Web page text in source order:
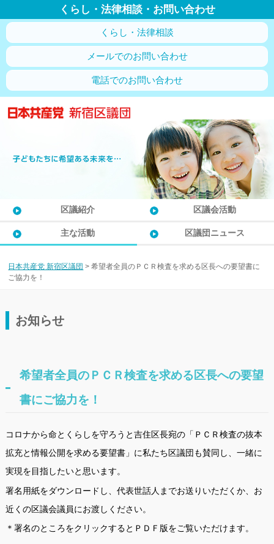
くらし・法律相談・お問い合わせ
くらし・法律相談
メールでのお問い合わせ
電話でのお問い合わせ
区議紹介 区議会活動
主な活動 区議団ニュース
日本共産党 新宿区議団 >希望者全員のＰＣＲ検査を求める区長への要望書に
ご協力を！
お知らせ
希望者全員のＰＣＲ検査を求める区長への要望
書にご協力を！
コロナから命とくらしを守ろうと吉住区長宛の「ＰＣＲ検査の抜本
拡充と情報公開を求める要望書」に私たち区議団も賛同し、一緒に
実現を目指したいと思います。
署名用紙をダウンロードし、代表世話人までお送りいただくか、お
近くの区議会議員にお渡しください。
＊署名のところをクリックするとＰＤＦ版をご覧いただけます。